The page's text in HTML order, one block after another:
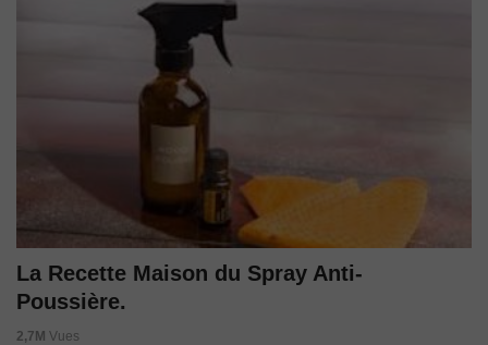
La Recette Maison du Spray Anti-
Poussière.
2,7M Vues